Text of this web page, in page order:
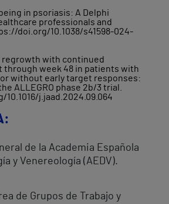
in psoriasis: A Delphi
professionals and
doi.org/10.1038/s41598-024-
regrowth with continued
week 48 in patients with
without early target responses:
ALLEGRO phase 2b/3 trial.
j.jaad.2024.09.064
de la Academia Española
y Venereología (AEDV).
de Grupos de Trabajo y